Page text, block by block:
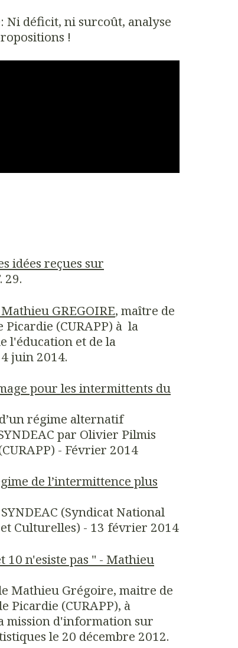
Ni déficit, ni surcoût, analyse
!
idées reçues sur
29.
GREGOIRE, maître de
(CURAPP) à la
l'éducation et de la
juin 2014.
pour les intermittents du
régime alternatif
par Olivier Pilmis
- Février 2014
de l’intermittence plus
(Syndicat National
Culturelles) - 13 février 2014
10 n'esiste pas " - Mathieu
Mathieu Grégoire, maitre de
Picardie (CURAPP), à
mission d'information sur
le 20 décembre 2012.